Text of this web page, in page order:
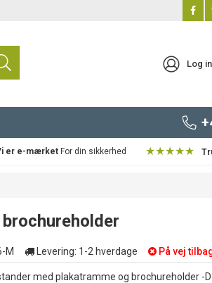
Log
er e-mærketFor din sikkerhed ★★★★★
M Levering: 1-2 hverdage På vej
med plakatramme og brochureholder -